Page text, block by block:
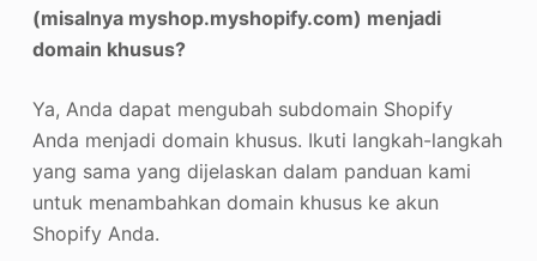
(misalnya myshop.myshopify.com) menjadi
domain khusus?
Ya, Anda dapat mengubah subdomain Shopify
Anda menjadi domain khusus. Ikuti langkah-langkah
yang sama yang dijelaskan dalam panduan kami
untuk menambahkan domain khusus ke akun
Shopify Anda.